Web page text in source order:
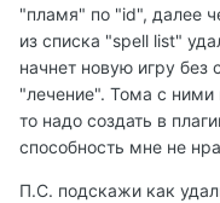
"пламя" по "id", далее
из списка "spell list"
начнет новую игру без
"лечение". Тома с ними
то надо создать в
способность мне не
П.С. подскажи как